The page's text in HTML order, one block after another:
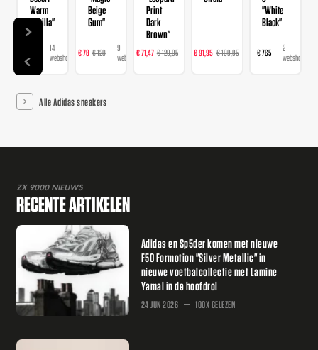
Warm
Vanilla"
14
webshops
Beige
Gum"
€ 78 € 120
9
webshops
Print
Dark
Brown"
€ 71,47 € 129,95
16
webshops
€ 91,95 € 109,95
webshops
"White
Black"
€ 765
2
webshops
Alle Adidas sneakers
ZX 9000 NIEUWS
RECENTE ARTIKELEN
Adidas en Sp5der komen met nieuwe
F50 Formotion "Silver Metallic" in
nieuwe voetbalcollectie met Lamine
Yamal in de hoofdrol
24 JUN 2026 100X GELEZEN